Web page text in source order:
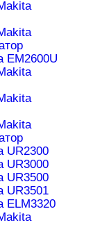
EM2600U
UR2300
UR3000
UR3500
UR3501
ELM3320